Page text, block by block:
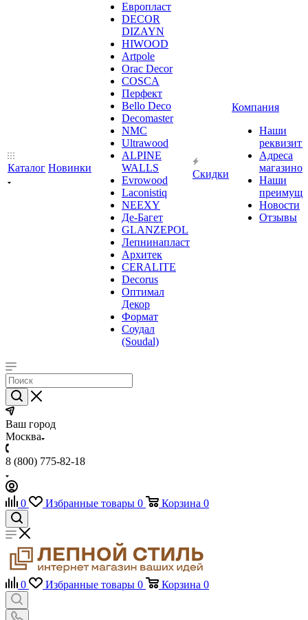
Каталог Новинки
Европласт
DECOR
DIZAYN
HIWOOD
Artpole
Orac Decor
COSCA
Перфект
Bello Deco
Decomaster
NMС
Ultrawood
ALPINE
WALLS
Evrowood
Laconistiq
NEEXY
Де-Багет
GLANZEPOL
Лепнинапласт
Архитек
CERALITE
Decorus
Оптимал
Декор
Формат
Соудал
(Soudal)
Скидки
Компания
Наши
Адреса
магазинов
Наши
Новости
Отзывы
Ваш город
Москва
8 (800) 775-82-18
0 Избранные товары 0 Корзина 0
0 Избранные товары 0 Корзина 0